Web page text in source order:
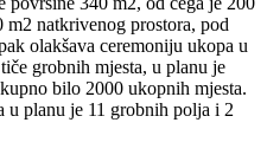
m2 natkrivenog prostora, pod
olakšava ceremoniju ukopa u
grobnih mjesta, u planu je
bilo 2000 ukopnih mjesta.
u planu je 11 grobnih polja i 2